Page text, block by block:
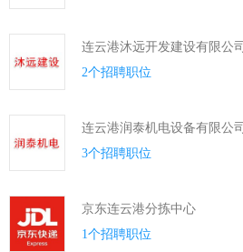
连云港沐远开发建设有限公司
2个招聘职位
连云港润泰机电设备有限公司
3个招聘职位
京东连云港分拣中心
1个招聘职位